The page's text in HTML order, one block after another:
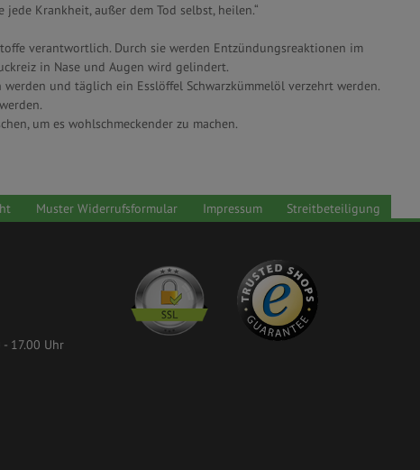
Krankheit, außer dem Tod selbst, heilen.“
verantwortlich. Durch sie werden Entzündungsreaktionen im
in Nase und Augen wird gelindert.
und täglich ein Esslöffel Schwarzkümmelöl verzehrt werden.
um es wohlschmeckender zu machen.
Muster Widerrufsformular Impressum Streitbeteiligung
17.00 Uhr